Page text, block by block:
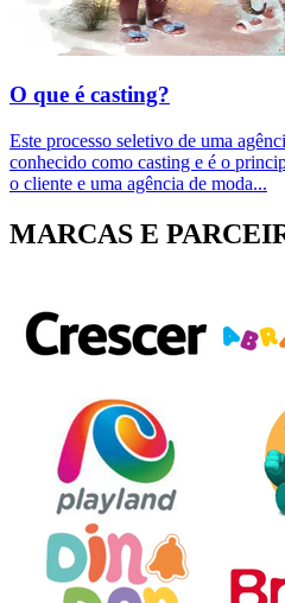
O que é casting?
Este processo seletivo de uma
conhecido como casting e é o
o cliente e uma agência de moda...
MARCAS E